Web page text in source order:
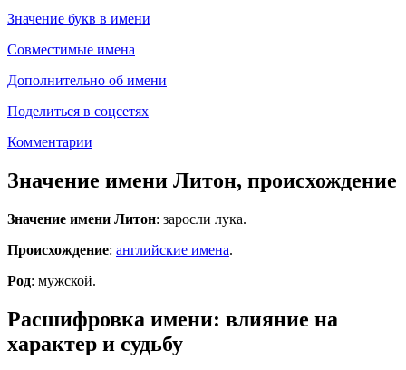
Значение букв в имени
Совместимые имена
Дополнительно об имени
Поделиться в соцсетях
Комментарии
Значение имени Литон, происхождение
Значение имени Литон: заросли лука.
Происхождение: английские имена.
Род: мужской.
Расшифровка имени: влияние на
характер и судьбу